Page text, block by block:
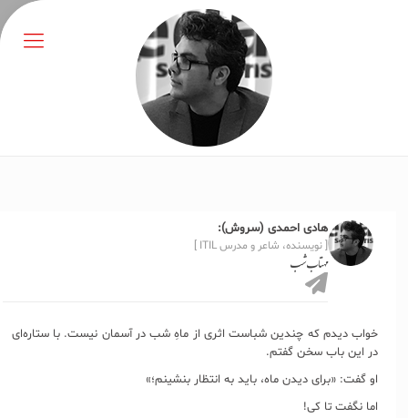
هادی احمدی (سروش):
[ نویسنده، شاعر و مدرس ITIL ]
مهتاب شب
خواب دیدم که چندین شب​است اثری از ماهِ شب در آسمان نیست. با ستاره‌ای
در این باب سخن گفتم.
او گفت: «برای دیدن ماه، باید به انتظار بنشینم؛»
اما نگفت تا کی!